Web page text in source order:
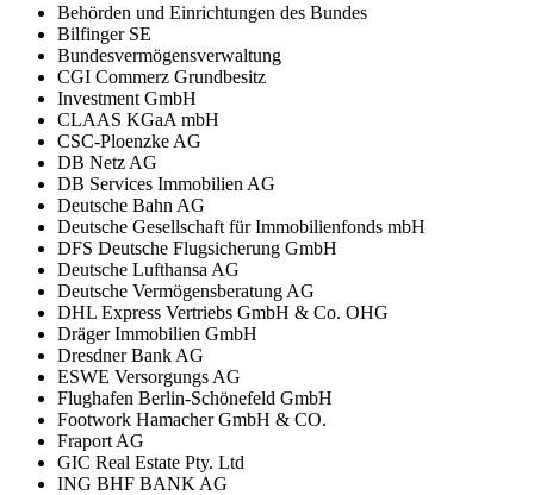
Behörden und Einrichtungen des Bundes
Bilfinger SE
Bundesvermögensverwaltung
CGI Commerz Grundbesitz
Investment GmbH
CLAAS KGaA mbH
CSC-Ploenzke AG
DB Netz AG
DB Services Immobilien AG
Deutsche Bahn AG
Deutsche Gesellschaft für Immobilienfonds mbH
DFS Deutsche Flugsicherung GmbH
Deutsche Lufthansa AG
Deutsche Vermögensberatung AG
DHL Express Vertriebs GmbH & Co. OHG
Dräger Immobilien GmbH
Dresdner Bank AG
ESWE Versorgungs AG
Flughafen Berlin-Schönefeld GmbH
Footwork Hamacher GmbH & CO.
Fraport AG
GIC Real Estate Pty. Ltd
ING BHF BANK AG